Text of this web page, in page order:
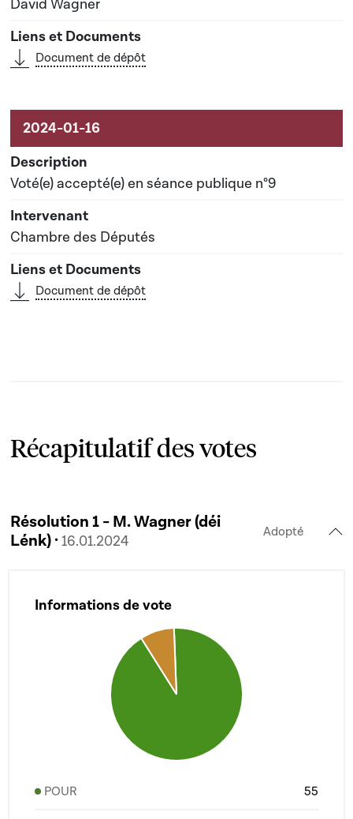
David Wagner
Document de dépôt
Voté(e) accepté(e) en séance publique n°9
Chambre des Députés
Document de dépôt
Récapitulatif des votes
Résolution 1 - M. Wagner (déi
Lénk) ·16.01.2024
Adopté
Informations de vote
POUR 55